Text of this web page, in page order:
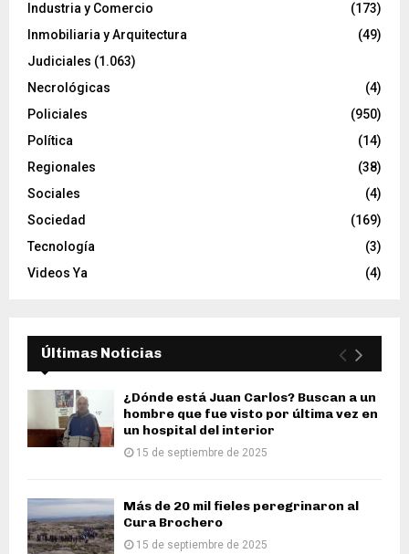
Industria y Comercio
(173)
Inmobiliaria y Arquitectura
(49)
Judiciales (1.063)
Necrológicas
(4)
Policiales
(950)
Política
(14)
Regionales
(38)
Sociales
(4)
Sociedad
(169)
Tecnología
(3)
Videos Ya
(4)
Últimas Noticias
¿Dónde está Juan Carlos? Buscan a un
hombre que fue visto por última vez en
un hospital del interior
15 de septiembre de 2025
Más de 20 mil fieles peregrinaron al
Cura Brochero
15 de septiembre de 2025